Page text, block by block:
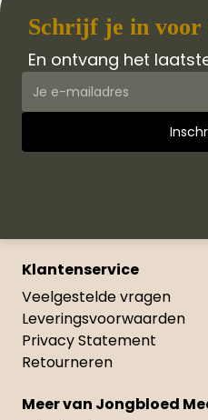
Schrijf je in voor
En ontvang het
Klantenservice
Veelgestelde vragen
Leveringsvoorwaarden
Privacy Statement
Retourneren
Meer van Jongbloed